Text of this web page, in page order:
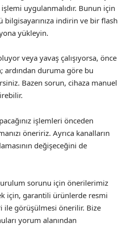
işlemi uygulanmalıdır. Bunun için
bilgisayarınıza indirin ve bir flash
yükleyin.
veya yavaş çalışıyorsa, önce
ardından duruma göre bu
Bazen sorun, cihaza manuel
işlemleri önceden
öneririz. Ayrıca kanalların
değişeceğini de
sorunu için önerilerimiz
için, garantili ürünlerde resmi
ile görüşülmesi önerilir. Bize
yorum alanından